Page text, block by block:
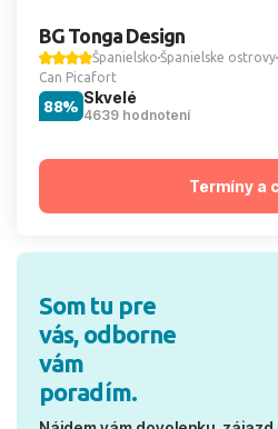
BG Tonga Design
Španielsko Španielske ostrovy
Can Picafort
Skvelé
4639 hodnotení
88%
Termíny a
Som tu pre
vás, odborne
vám
poradím.